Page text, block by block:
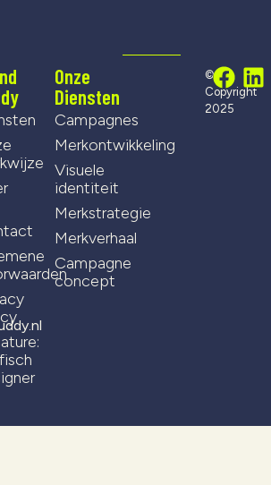
Onze
Diensten
Campagnes
Merkontwikkeling
Visuele
identiteit
Merkstrategie
Merkverhaal
Campagne
concept
©
Copyright
2025